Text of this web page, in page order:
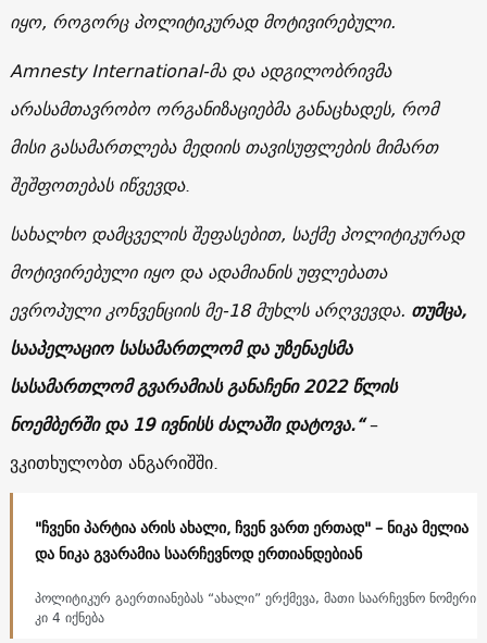
იყო, როგორც პოლიტიკურად მოტივირებული.
Amnesty International-მა და ადგილობრივმა
არასამთავრობო ორგანიზაციებმა განაცხადეს, რომ
მისი გასამართლება მედიის თავისუფლების მიმართ
შეშფოთებას იწვევდა.
სახალხო დამცველის შეფასებით, საქმე პოლიტიკურად
მოტივირებული იყო და ადამიანის უფლებათა
ევროპული კონვენციის მე-18 მუხლს არღვევდა. თუმცა,
სააპელაციო სასამართლომ და უზენაესმა
სასამართლომ გვარამიას განაჩენი 2022 წლის
ნოემბერში და 19 ივნისს ძალაში დატოვა.“–
ვკითხულობთ ანგარიშში.
"ჩვენი პარტია არის ახალი, ჩვენ ვართ ერთად" – ნიკა მელია
და ნიკა გვარამია საარჩევნოდ ერთიანდებიან
პოლიტიკურ გაერთიანებას “ახალი” ერქმევა, მათი საარჩევნო ნომერი
კი 4 იქნება